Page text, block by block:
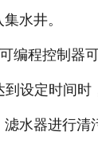
水井。
程控制器可
到设定时间时
水器进行清